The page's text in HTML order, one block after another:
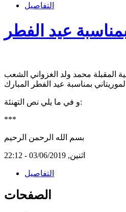
التفاصيل
عيد الفطر
المقبلة محمد ولد الغزواني الشعب
و في ما يلي نص التهنئة:
***
اثنين, 03/06/2019 - 22:12
التفاصيل
الصفحات